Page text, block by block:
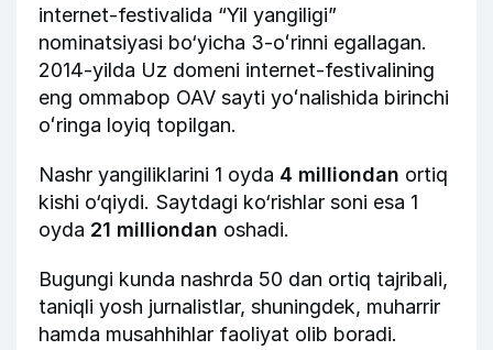
internet-festivalida “Yil yangiligi”
nominatsiyasi bo‘yicha 3-oʻrinni egallagan.
2014-yilda Uz domeni internet-festivalining
eng ommabop OAV sayti yoʻnalishida birinchi
oʻringa loyiq topilgan.
Nashr yangiliklarini 1 oyda 4 milliondan ortiq
kishi o‘qiydi. Saytdagi ko‘rishlar soni esa 1
oyda 21 milliondan oshadi.
Bugungi kunda nashrda 50 dan ortiq tajribali,
taniqli yosh jurnalistlar, shuningdek, muharrir
hamda musahhihlar faoliyat olib boradi.